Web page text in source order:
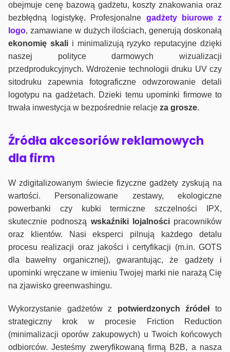
obejmuje cenę bazową gadżetu, koszty znakowania oraz
bezbłędną logistykę. Profesjonalne gadżety biurowe z
logo, zamawiane w dużych ilościach, generują doskonałą
ekonomię skalii minimalizują ryzyko reputacyjne dzięki
naszej polityce darmowych wizualizacji
przedprodukcyjnych. Wdrożenie technologii druku UV czy
sitodruku zapewnia fotograficzne odwzorowanie detali
logotypu na gadżetach. Dzieki temu upominki firmowe to
trwała inwestycja w bezpośrednie relacje za grosze.
Źródła akcesoriów reklamowych
dla firm
W zdigitalizowanym świecie fizyczne gadżety zyskują na
wartości. Personalizowane zestawy, ekologiczne
powerbanki czy kubki termiczne szczelności IPX,
skutecznie podnoszą wskaźniki lojalnościpracowników
oraz klientów. Nasi eksperci pilnują każdego detalu
procesu realizacji oraz jakości i certyfikacji (m.in. GOTS
dla bawełny organicznej), gwarantując, że gadżety i
upominki wręczane w imieniu Twojej marki nie narażą Cię
na zjawisko greenwashingu.
Wykorzystanie gadżetów z potwierdzonych źródełto
strategiczny krok w procesie Friction Reduction
(minimalizacji oporów zakupowych) u Twoich końcowych
odbiorców. Jesteśmy zweryfikowaną firmą B2B, a nasza